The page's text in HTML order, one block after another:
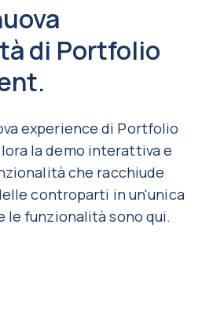
di Portfolio
experience di Portfolio
la demo interattiva e
che racchiude
controparti in un'unica
le funzionalità sono qui.